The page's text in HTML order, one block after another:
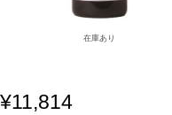
在庫あり
¥11,814